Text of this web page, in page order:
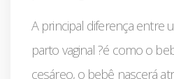
A principal diferença entre
parto vaginal ?é como o
cesáreo, o bebê nascerá